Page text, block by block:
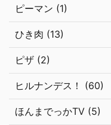
ピーマン (1)
ひき肉 (13)
ピザ (2)
ヒルナンデス！ (60)
ほんまでっかTV (5)